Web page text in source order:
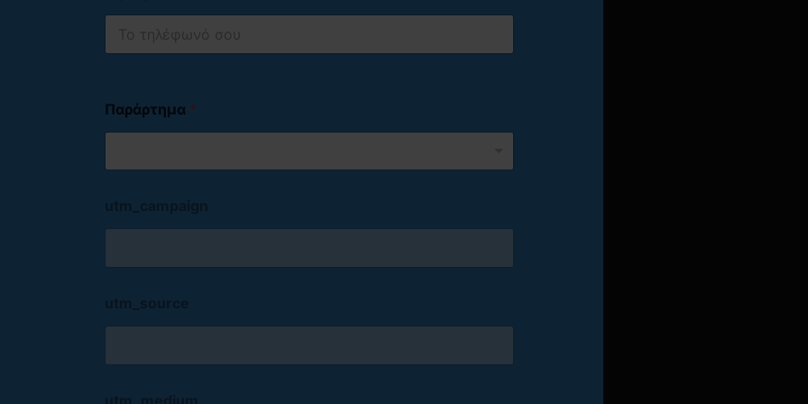
Παράρτημα *